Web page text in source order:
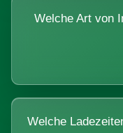
Welche Art von
Welche